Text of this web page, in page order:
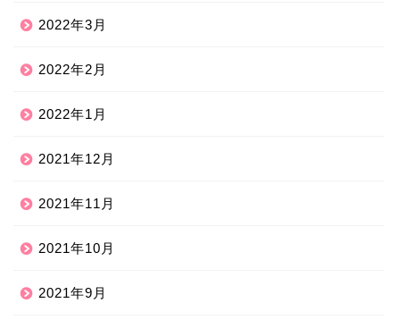
2022年3月
2022年2月
2022年1月
2021年12月
2021年11月
2021年10月
2021年9月